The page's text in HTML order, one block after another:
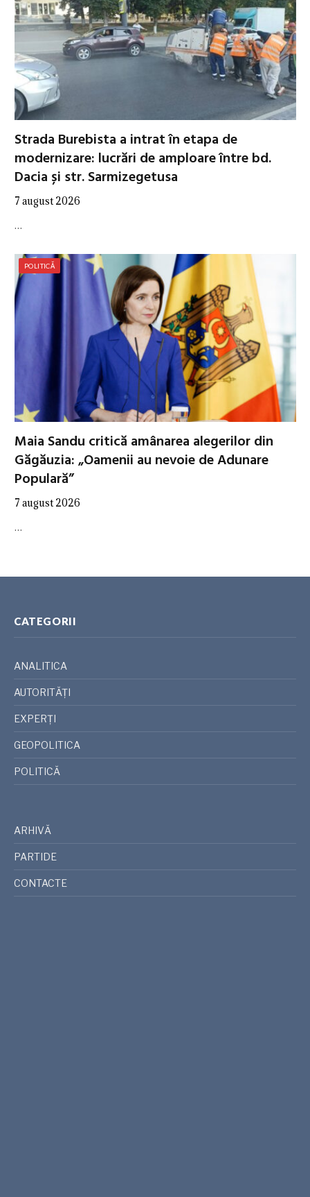
Strada Burebista a intrat în etapa de
modernizare: lucrări de amploare între bd.
Dacia și str. Sarmizegetusa
7 august 2026
…
POLITICĂ
Maia Sandu critică amânarea alegerilor din
Găgăuzia: „Oamenii au nevoie de Adunare
Populară”
7 august 2026
…
CATEGORII
ANALITICA
AUTORITĂȚI
EXPERȚI
GEOPOLITICA
POLITICĂ
ARHIVĂ
PARTIDE
CONTACTE